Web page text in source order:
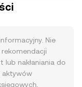
Nie
nakłaniania do
aktywów